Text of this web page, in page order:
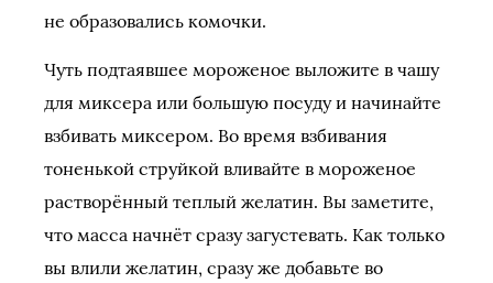
не образовались комочки.
Чуть подтаявшее мороженое выложите в чашу
для миксера или большую посуду и начинайте
взбивать миксером. Во время взбивания
тоненькой струйкой вливайте в мороженое
растворённый теплый желатин. Вы заметите,
что масса начнёт сразу загустевать. Как только
вы влили желатин, сразу же добавьте во